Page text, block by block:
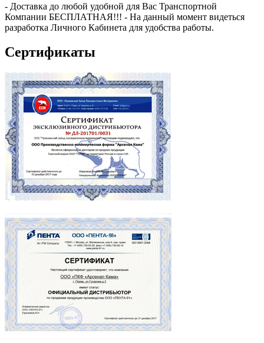
- Доставка до любой удобной для Вас Транспортной
Компании БЕСПЛАТНАЯ!!! - На данный момент видеться
разработка Личного Кабинета для удобства работы.
Сертификаты